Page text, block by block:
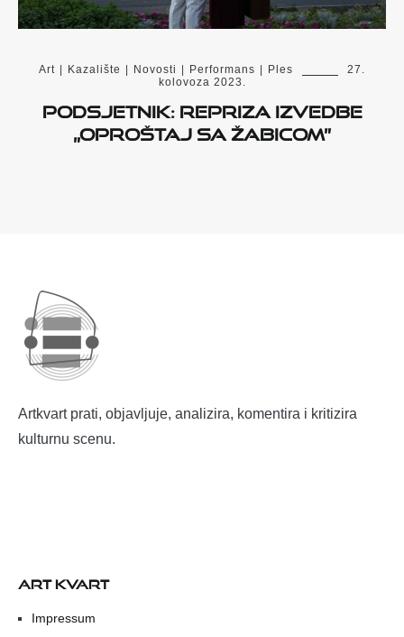
Art | Kazalište | Novosti | Performans | Ples
27.
kolovoza 2023.
Podsjetnik: Repriza izvedbe
„Oproštaj sa Žabicom”
Artkvart prati, objavljuje, analizira, komentira i kritizira
kulturnu scenu.
ART KVART
Impressum